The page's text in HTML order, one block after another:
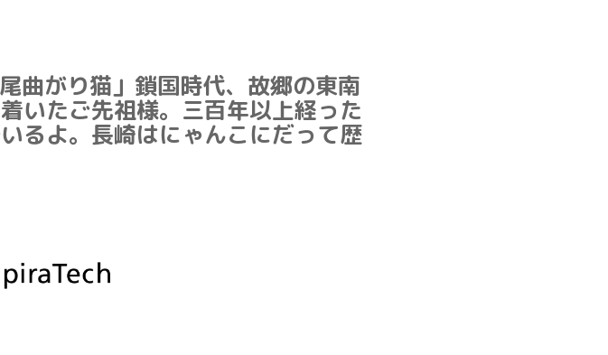
曲がり猫」鎖国時代、故郷の東南
いたご先祖様。三百年以上経った
るよ。長崎はにゃんこにだって歴